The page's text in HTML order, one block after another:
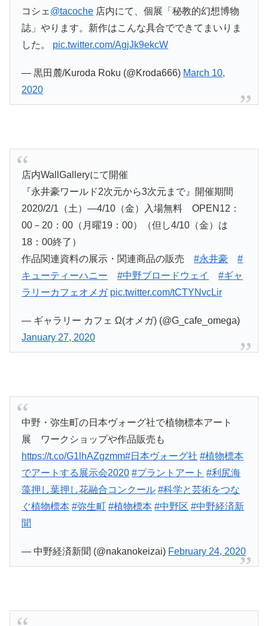
コシェ @tacoche 店内にて、個展「秘教的幻想博物
誌」やります。新作はこんな具合でできてまいりま
した。 pic.twitter.com/AgjJk9ekcW
— 黒田麓/Kuroda Roku (@Kroda666) March 10,
2020
店内WallGalleryにて開催
『永井豪ワールド2次元から3次元まで』開催期間
2020/2/1（土）―4/10（金）入場無料 OPEN12：
00－20：00（月曜19：00）（但し4/10（金）は
18：00終了）
作品関連資料の展示・関連商品の販売#永井豪
#
キューティーハニー
#中野ブロードウェイ
#ギャ
ラリーカフェオメガ pic.twitter.com/tCTYNvcLir
— ギャラリー カフェ Ω(オメガ) (@G_cafe_omega)
January 27, 2020
中野・弥生町の日本ヴォーグ社で植物標本アート
展 ワークショップや作品販売も
https://t.co/G1lhAZgzmm#日本ヴォーグ社 #植物標本
でアートする展示会2020 #プラントアート #利尻海
藻押し葉押し花融合コンクール #科学と芸術をつな
ぐ植物標本 #弥生町 #植物標本 #中野区 #中野経済新
聞
— 中野経済新聞 (@nakanokeizai) February 24, 2020